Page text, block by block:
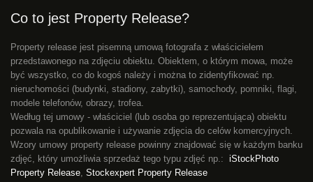
Co to jest Property Release?
Property release jest pisemną umową fotografa z właścicielem
przedstawonego na zdjęciu obiektu. Obiektem, o którym mowa, może
być wszystko, co do kogoś należy i można to zidentyfikować np.
nieruchomości (budynki, stadiony, zabytki), samochody, pomniki, flagi,
modele telefonów, obrazy, trofea.
Według tej umowy - właściciel (lub osoba go reprezentująca) obiektu
pozwala na opublikowanie i używanie zdjęcia do celów komercyjnych.
Wzory umowy property release powinny znajdować się w każdym banku
zdjęć, który umożliwia sprzedaż tego typu zdjęć np.: iStockPhoto
Property Release Stockexpert Property Release